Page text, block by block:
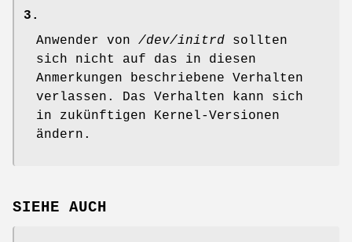
3.
Anwender von /dev/initrd sollten
sich nicht auf das in diesen
Anmerkungen beschriebene Verhalten
verlassen. Das Verhalten kann sich
in zukünftigen Kernel-Versionen
ändern.
SIEHE AUCH